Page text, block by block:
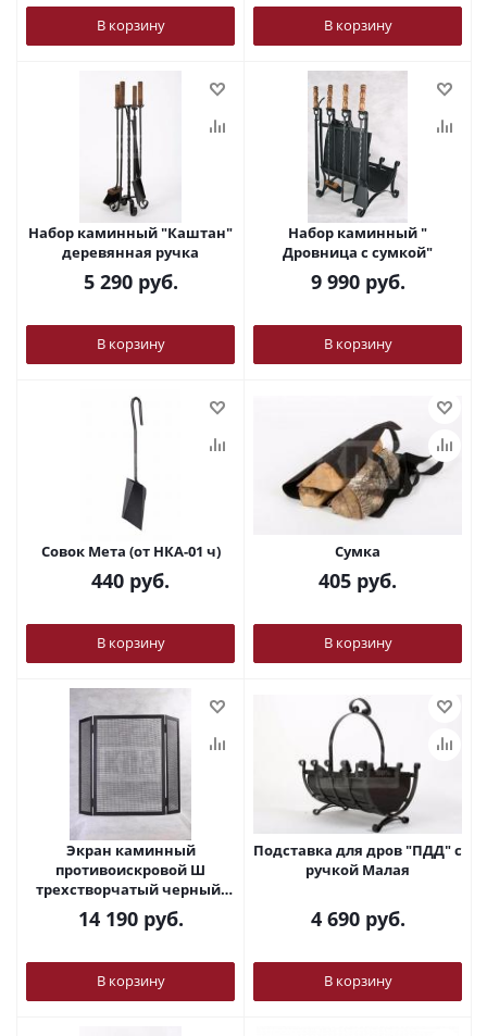
В корзину В корзину
Набор каминный "Каштан"
деревянная ручка
5 290руб.
В корзину
Набор каминный "
Дровница с сумкой"
9 990руб.
В корзину
Совок Мета (от НКА-01 ч)
440 руб.
В корзину
Сумка
405 руб.
В корзину
Экран каминный
противоискровой Ш
трехстворчатый черный/
патина
14 190руб.
В корзину
Подставка для дров "ПДД" с
ручкой Малая
4 690руб.
В корзину